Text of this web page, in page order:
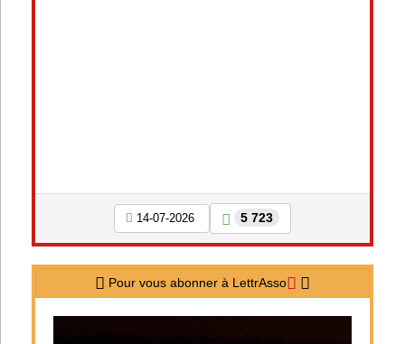
14-07-2026 5 723
Pour vous abonner à LettrAsso